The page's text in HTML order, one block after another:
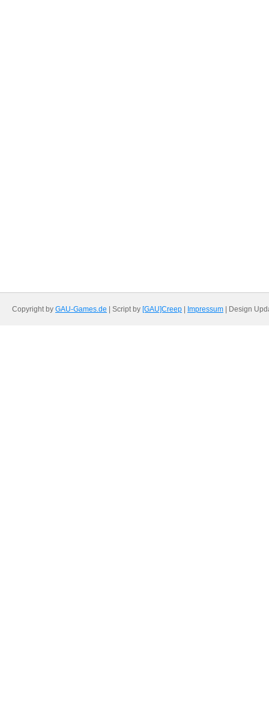
Copyright by GAU-Games.de | Script by [GAU]Creep Impressum | Design